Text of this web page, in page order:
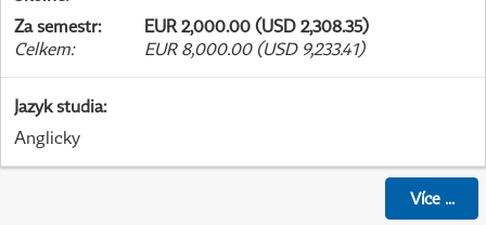
Za semestr:
EUR 2,000.00 (USD 2,308.35)
Celkem: EUR 8,000.00 (USD 9,233.41)
Jazyk studia:
Anglicky
Více...